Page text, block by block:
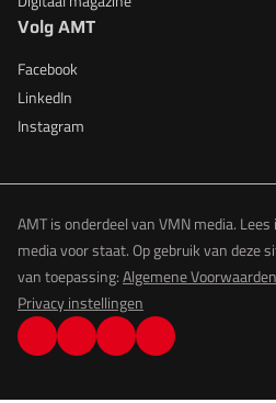
Volg AMT
Facebook
LinkedIn
Instagram
AMT is onderdeel van VMN media. Lees
media voor staat. Op gebruik van deze
van toepassing:Algemene Voorwaarden
Privacy instellingen